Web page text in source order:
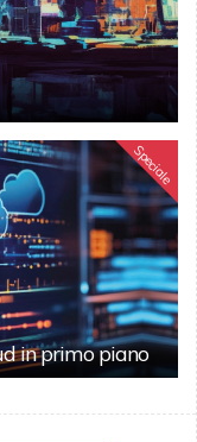
Speciale
in primo piano